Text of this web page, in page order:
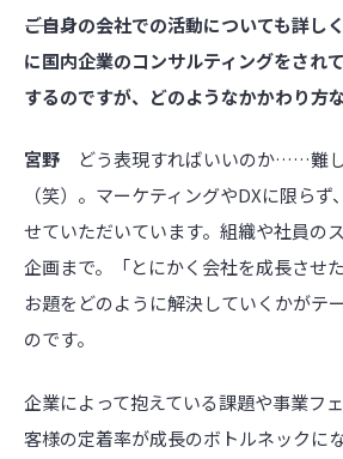
――ご自身の会社での活動についても詳し
に国内企業のコンサルティングをされ
するのですが、どのようなかかわり方
宮野
どう表現すればいいのか……難
（笑）。マーケティングやDXに限ら
せていただいています。組織や社員の
企画まで。「とにかく会社を成長させ
お題をどのように解決していくかがテ
のです。
企業によって抱えている課題や事業フ
客様の定着率が成長のボトルネックに